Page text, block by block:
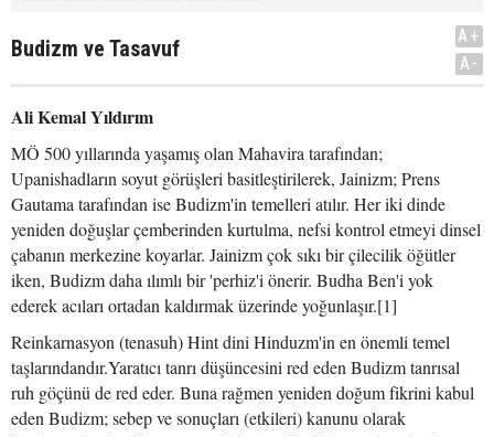
Budizm ve Tasavuf
A+
A-
Ali Kemal Yıldırım
MÖ 500 yıllarında yaşamış olan Mahavira tarafından;
Upanishadların soyut görüşleri basitleştirilerek, Jainizm; Prens
Gautama tarafından ise Budizm'in temelleri atılır. Her iki dinde
yeniden doğuşlar çemberinden kurtulma, nefsi kontrol etmeyi dinsel
çabanın merkezine koyarlar. Jainizm çok sıkı bir çilecilik öğütler
iken, Budizm daha ılımlı bir 'perhiz'i önerir. Budha Ben'i yok
ederek acıları ortadan kaldırmak üzerinde yoğunlaşır.[1]
Reinkarnasyon (tenasuh) Hint dini Hinduzm'in en önemli temel
taşlarındandır.Yaratıcı tanrı düşüncesini red eden Budizm tanrısal
ruh göçünü de red eder. Buna rağmen yeniden doğum fikrini kabul
eden Budizm; sebep ve sonuçları (etkileri) kanunu olarak